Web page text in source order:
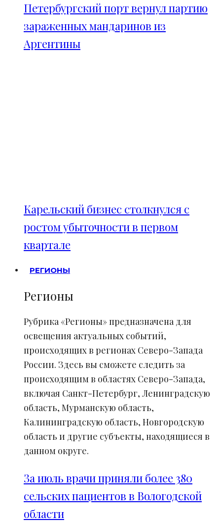
Петербургский порт вернул партию
зараженных мандаринов из
Аргентины
Карельский бизнес столкнулся с
ростом убыточности в первом
квартале
РЕГИОНЫ
Регионы
Рубрика «Регионы» предназначена для
освещения актуальных событий,
происходящих в регионах Северо-Запада
России. Здесь вы сможете следить за
происходящим в областях Северо-Запада,
включая Санкт-Петербург, Ленинградскую
область, Мурманскую область,
Калининградскую область, Новгородскую
область и другие субъекты, находящиеся в
данном округе.
За июль врачи приняли более 380
сельских пациентов в Вологодской
области